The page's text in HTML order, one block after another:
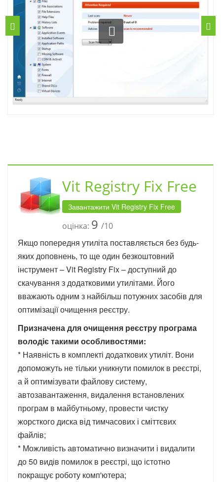
Vit Registry Fix Free
Завантажити Vit Registry Fix Free
оцінка: 9 /10
Якщо попередня утиліта поставляється без будь-
яких доповнень, то ще один безкоштовний
інструмент – Vit Registry Fix – доступний до
скачування з додатковими утилітами. Його
вважають одним з найбільш потужних засобів для
оптимізації очищення реєстру.
Призначена для очищення реєстру програма
володіє такими особливостями:
* Наявність в комплекті додаткових утиліт. Вони
допоможуть не тільки уникнути помилок в реєстрі,
а й оптимізувати файлову систему,
автозавантаження, видалення встановлених
програм в майбутньому, провести чистку
жорсткого диска від тимчасових і сміттєвих
файлів;
* Можливість автоматично визначити і видалити
до 50 видів помилок в реєстрі, що істотно
покращує роботу комп'ютера;